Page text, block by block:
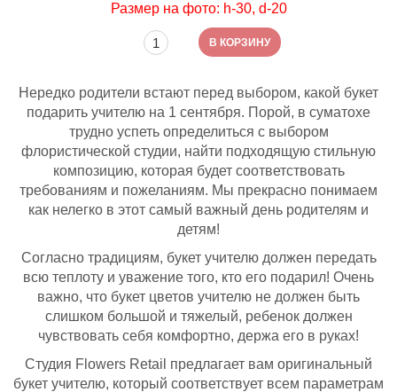
Размер на фото: h-30, d-20
Количество товара Букет учителю Монако
В КОРЗИНУ
Нередко родители встают перед выбором, какой букет
подарить учителю на 1 сентября. Порой, в суматохе
трудно успеть определиться с выбором
флористической студии, найти подходящую стильную
композицию, которая будет соответствовать
требованиям и пожеланиям. Мы прекрасно понимаем
как нелегко в этот самый важный день родителям и
детям!
Согласно традициям, букет учителю должен передать
всю теплоту и уважение того, кто его подарил! Очень
важно, что букет цветов учителю не должен быть
слишком большой и тяжелый, ребенок должен
чувствовать себя комфортно, держа его в руках!
Студия Flowers Retail предлагает вам оригинальный
букет учителю, который соответствует всем параметрам